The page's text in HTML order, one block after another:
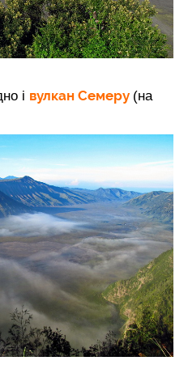
і вулкан Семеру (на